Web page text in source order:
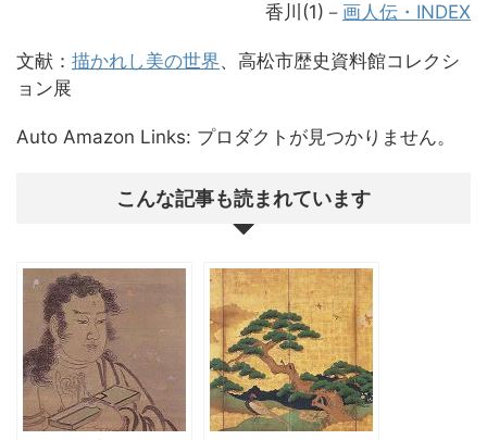
香川(1) － 画人伝・INDEX
文献： 描かれし美の世界、高松市歴史資料館コレクシ
ョン展
Auto Amazon Links: プロダクトが見つかりません。
こんな記事も読まれています